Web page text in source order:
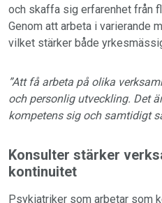
och skaffa sig erfarenhet från
Genom att arbeta i varierande
vilket stärker både
”Att få arbeta på olika
och personlig utveckling. Det
kompetens sig och samtidigt
Konsulter stärker
kontinuitet
Psykiatriker som arbetar som